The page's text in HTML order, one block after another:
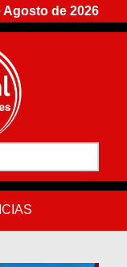
Agosto de 2026